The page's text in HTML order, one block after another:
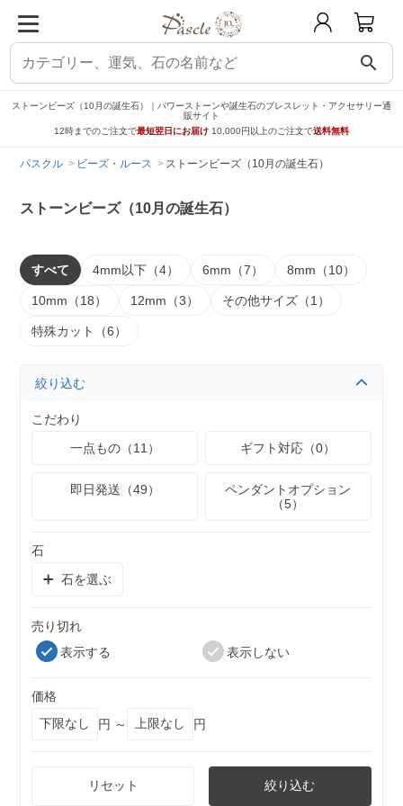
search
ストーンビーズ（10月の誕生石）｜パワーストーンや誕生石のブレスレット・アクセサリー通
販サイト
12時までのご注文で最短翌日にお届け 10,000円以上のご注文で送料無料
パスクル ビーズ・ルース ストーンビーズ（10月の誕生石）
ストーンビーズ（10月の誕生石）
すべて 4mm以下（4） 6mm（7） 8mm（10）
10mm（18） 12mm（3） その他サイズ（1）
特殊カット（6）
絞り込む
こだわり
一点もの（11）
ギフト対応（0）
即日発送（49）
ペンダントオプション
（5）
石
石を選ぶ
売り切れ
表示する
表示しない
価格
円 ～
円
リセット 絞り込む